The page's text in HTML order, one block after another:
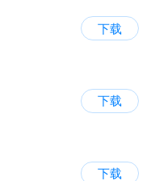
下载
下载
下载